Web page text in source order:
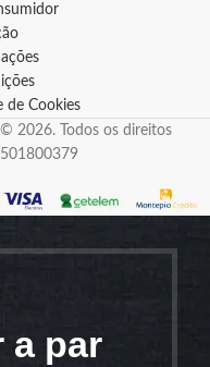
de Cookies
© 2026. Todos os direitos
a par